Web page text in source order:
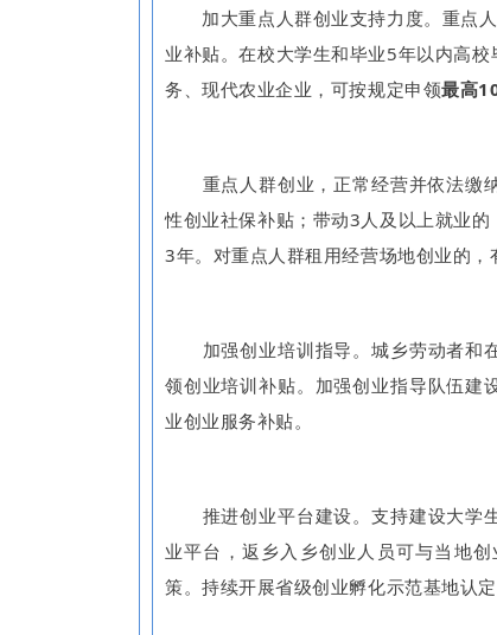
加大重点人群创业支持力度。重点人
业补贴。在校大学生和毕业5年以内高
务、现代农业企业，可按规定申领最高
重点人群创业，正常经营并依法缴
性创业社保补贴；带动3人及以上就业
3年。对重点人群租用经营场地创业的，
加强创业培训指导。城乡劳动者和
领创业培训补贴。加强创业指导队伍建
业创业服务补贴。
推进创业平台建设。支持建设大学
业平台，返乡入乡创业人员可与当地
策。持续开展省级创业孵化示范基地认